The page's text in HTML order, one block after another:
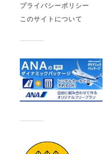
プライバシーポリシー
このサイトについて